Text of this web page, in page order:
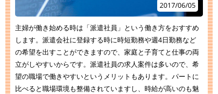
2017/06/05
主婦が働き始める時は「派遣社員」という働き方をおすすめ
します。派遣会社に登録する時に時短勤務や週4日勤務など
の希望を出すことができますので、家庭と子育てと仕事の両
立がしやすいからです。派遣社員の求人案件は多いので、希
望の職場で働きやすいというメリットもあります。パートに
比べると職場環境も整備されていますし、時給が高いのも魅